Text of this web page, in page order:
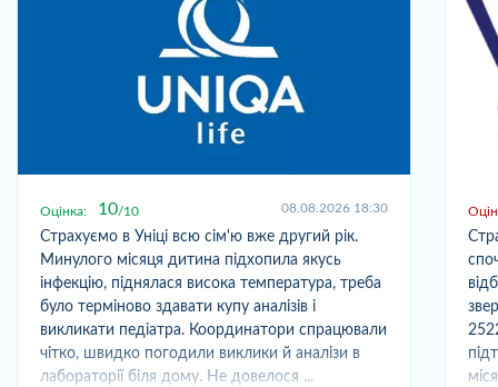
Оцінка: 10 10 08.08.2026 18:30
Страхуємо в Уніці всю сім'ю вже другий рік.
Минулого місяця дитина підхопила якусь
інфекцію, піднялася висока температура, треба
було терміново здавати купу аналізів і
викликати педіатра. Координатори спрацювали
чітко, швидко погодили виклики й аналізи в
лабораторії біля дому. Не довелося ...